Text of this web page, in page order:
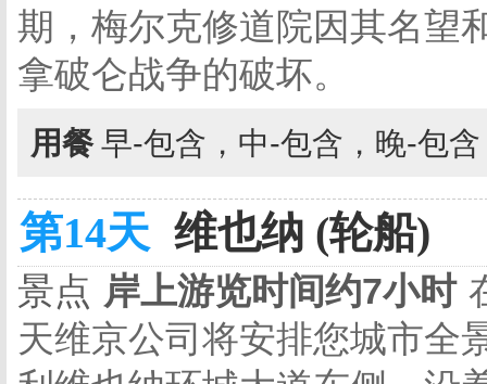
期，梅尔克修道院因其名望
拿破仑战争的破坏。
用餐 早-包含，中-包含，晚-包
第14天 维也纳 (轮船)
景点 岸上游览时间约7小时
天维京公司将安排您城市全